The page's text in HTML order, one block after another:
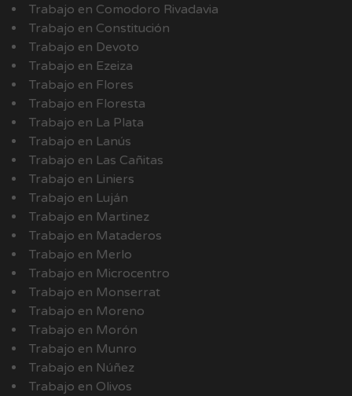
Trabajo en Comodoro Rivadavia
Trabajo en Constitución
Trabajo en Devoto
Trabajo en Ezeiza
Trabajo en Flores
Trabajo en Floresta
Trabajo en La Plata
Trabajo en Lanús
Trabajo en Las Cañitas
Trabajo en Liniers
Trabajo en Luján
Trabajo en Martinez
Trabajo en Mataderos
Trabajo en Merlo
Trabajo en Microcentro
Trabajo en Monserrat
Trabajo en Moreno
Trabajo en Morón
Trabajo en Munro
Trabajo en Núñez
Trabajo en Olivos